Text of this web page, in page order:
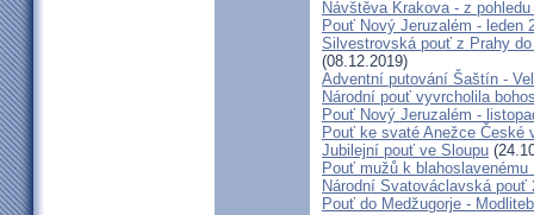
Návštěva Krakova - z
Pouť Nový Jeruzalém - leden
Silvestrovská pouť z Prahy
(08.12.2019)
Adventní putování Šaštín -
Národní pouť vyvrcholila
Pouť Nový Jeruzalém -
Pouť ke svaté Anežce České
Jubilejní pouť ve Sloupu
Pouť mužů k
Národní Svatováclavská pouť
Pouť do Medžugorje -